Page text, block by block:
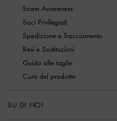
Scam Awareness
Soci Privilegiati
Spedizione e Tracciamento
Resi e Sostituzioni
Guida alle taglie
Cura del prodotto
SU DI NOI